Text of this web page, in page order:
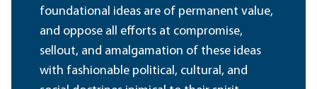
foundational ideas are of permanent value,
and oppose all efforts at compromise,
sellout, and amalgamation of these ideas
with fashionable political, cultural, and